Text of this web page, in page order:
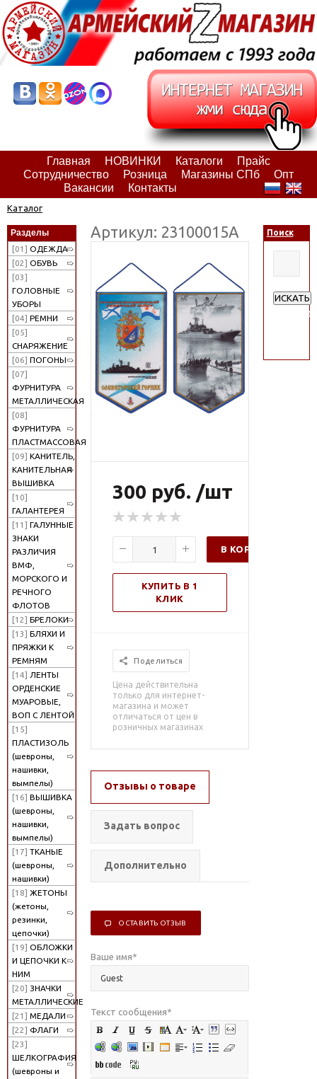
Главная НОВИНКИ Каталоги
Прайс
Сотрудничество
Розница Магазины СПб
Опт
Вакансии
Контакты
Каталог
Разделы
[01] ОДЕЖДА
[02] ОБУВЬ
[03]
ГОЛОВНЫЕ
УБОРЫ
[04] РЕМНИ
[05]
СНАРЯЖЕНИЕ
[06] ПОГОНЫ
[07]
ФУРНИТУРА
МЕТАЛЛИЧЕСКАЯ
[08]
ФУРНИТУРА
ПЛАСТМАССОВАЯ
[09] КАНИТЕЛЬ,
КАНИТЕЛЬНАЯ
ВЫШИВКА
[10]
ГАЛАНТЕРЕЯ
[11] ГАЛУННЫЕ
ЗНАКИ
РАЗЛИЧИЯ
ВМФ,
МОРСКОГО И
РЕЧНОГО
ФЛОТОВ
[12] БРЕЛОКИ
[13] БЛЯХИ И
ПРЯЖКИ К
РЕМНЯМ
[14] ЛЕНТЫ
ОРДЕНСКИЕ
МУАРОВЫЕ,
ВОП С ЛЕНТОЙ
[15]
ПЛАСТИЗОЛЬ
(шевроны,
нашивки,
вымпелы)
[16] ВЫШИВКА
(шевроны,
нашивки,
вымпелы)
[17] ТКАНЫЕ
(шевроны,
нашивки)
[18] ЖЕТОНЫ
(жетоны,
резинки,
цепочки)
[19] ОБЛОЖКИ
И ЦЕПОЧКИ К
НИМ
[20] ЗНАЧКИ
МЕТАЛЛИЧЕСКИЕ
[21] МЕДАЛИ
[22] ФЛАГИ
[23]
ШЕЛКОГРАФИЯ
(шевроны и
Артикул: 23100015А
300 руб. /шт
В КОРЗИНУ
КУПИТЬ В 1
КЛИК
Поделиться
Цена действительна
только для интернет-
магазина и может
отличаться от цен в
розничных магазинах
Отзывы о товаре
Задать вопрос
Дополнительно
ОСТАВИТЬ ОТЗЫВ
Ваше имя*
Текст сообщения*
Поиск
ИСКАТЬ